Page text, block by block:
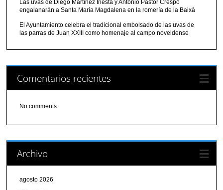
Las uvas de Diego Martínez Iñesta y Antonio Pastor Crespo
engalanarán a Santa María Magdalena en la romería de la Baixà
El Ayuntamiento celebra el tradicional embolsado de las uvas de
las parras de Juan XXIII como homenaje al campo noveldense
Comentarios recientes
No comments.
Archivo
agosto 2026